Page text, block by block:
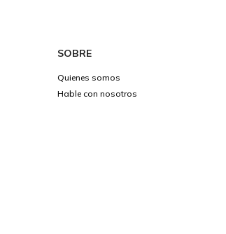
SOBRE
Quienes somos
Hable con nosotros